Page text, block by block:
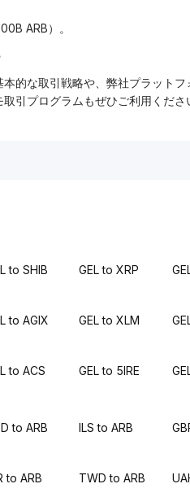
ARB）。
的な取引戦略や、弊社プラット
引プログラムもぜひご利用くださ
to SHIB GEL to XRP
to AGIX GEL to XLM
to ACS GEL to 5IRE
to ARB ILS to ARB
to ARB TWD to ARB